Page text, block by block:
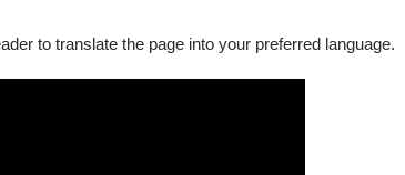
to translate the page into your preferred language.